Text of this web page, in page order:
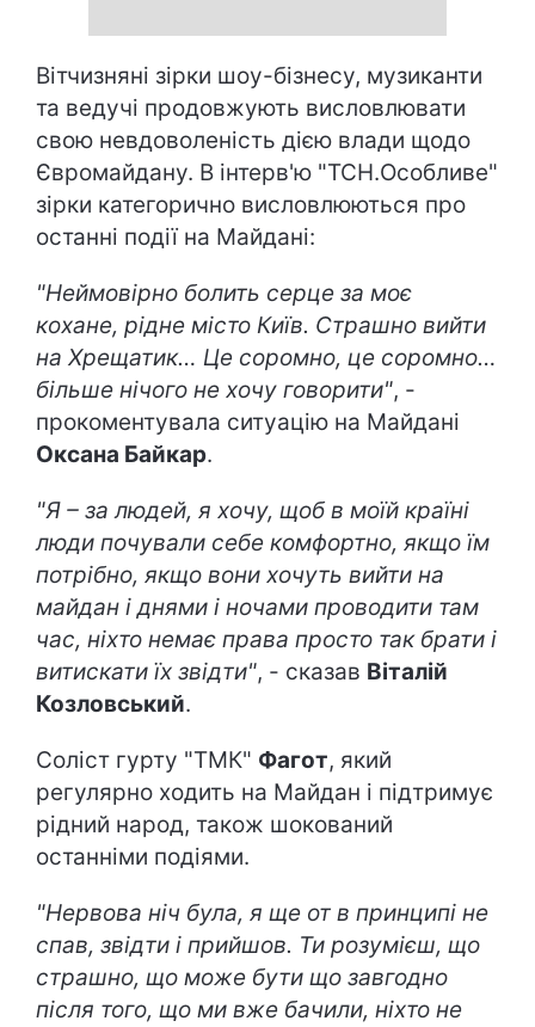
Вітчизняні зірки шоу-бізнесу, музиканти
та ведучі продовжують висловлювати
свою невдоволеність дією влади щодо
Євромайдану. В інтерв'ю "ТСН.Особливе"
зірки категорично висловлюються про
останні події на Майдані:
"Неймовірно болить серце за моє
кохане, рідне місто Київ. Страшно вийти
на Хрещатик… Це соромно, це соромно…
більше нічого не хочу говорити", -
прокоментувала ситуацію на Майдані
Оксана Байкар.
"Я – за людей, я хочу, щоб в моїй країні
люди почували себе комфортно, якщо їм
потрібно, якщо вони хочуть вийти на
майдан і днями і ночами проводити там
час, ніхто немає права просто так брати і
витискати їх звідти", - сказав Віталій
Козловський.
Соліст гурту "ТМК" Фагот, який
регулярно ходить на Майдан і підтримує
рідний народ, також шокований
останніми подіями.
"Нервова ніч була, я ще от в принципі не
спав, звідти і прийшов. Ти розумієш, що
страшно, що може бути що завгодно
після того, що ми вже бачили, ніхто не